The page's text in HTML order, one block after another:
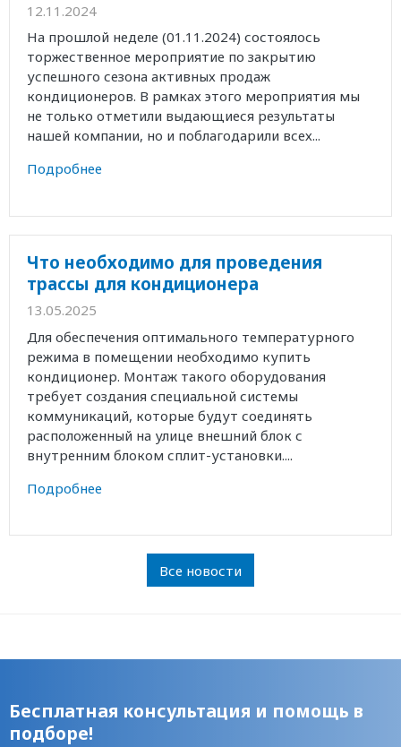
12.11.2024
На прошлой неделе (01.11.2024) состоялось
торжественное мероприятие по закрытию
успешного сезона активных продаж
кондиционеров. В рамках этого мероприятия мы
не только отметили выдающиеся результаты
нашей компании, но и поблагодарили всех...
Подробнее
Что необходимо для проведения
трассы для кондиционера
13.05.2025
Для обеспечения оптимального температурного
режима в помещении необходимо купить
кондиционер. Монтаж такого оборудования
требует создания специальной системы
коммуникаций, которые будут соединять
расположенный на улице внешний блок с
внутренним блоком сплит-установки....
Подробнее
Все новости
Бесплатная консультация и помощь в
подборе!